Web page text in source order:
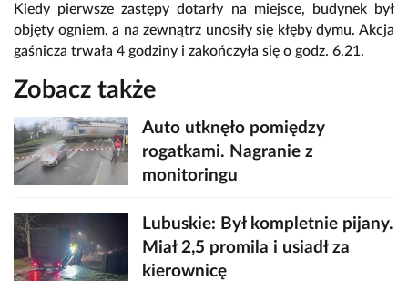
Kiedy pierwsze zastępy dotarły na miejsce, budynek był
objęty ogniem, a na zewnątrz unosiły się kłęby dymu. Akcja
gaśnicza trwała 4 godziny i zakończyła się o godz. 6.21.
Zobacz także
Auto utknęło pomiędzy
rogatkami. Nagranie z
monitoringu
Lubuskie: Był kompletnie pijany.
Miał 2,5 promila i usiadł za
kierownicę